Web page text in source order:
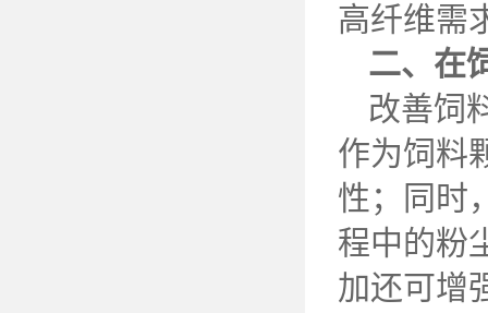
高纤维需
二、在
改善饲
作为饲料
性；同时
程中的粉
加还可增